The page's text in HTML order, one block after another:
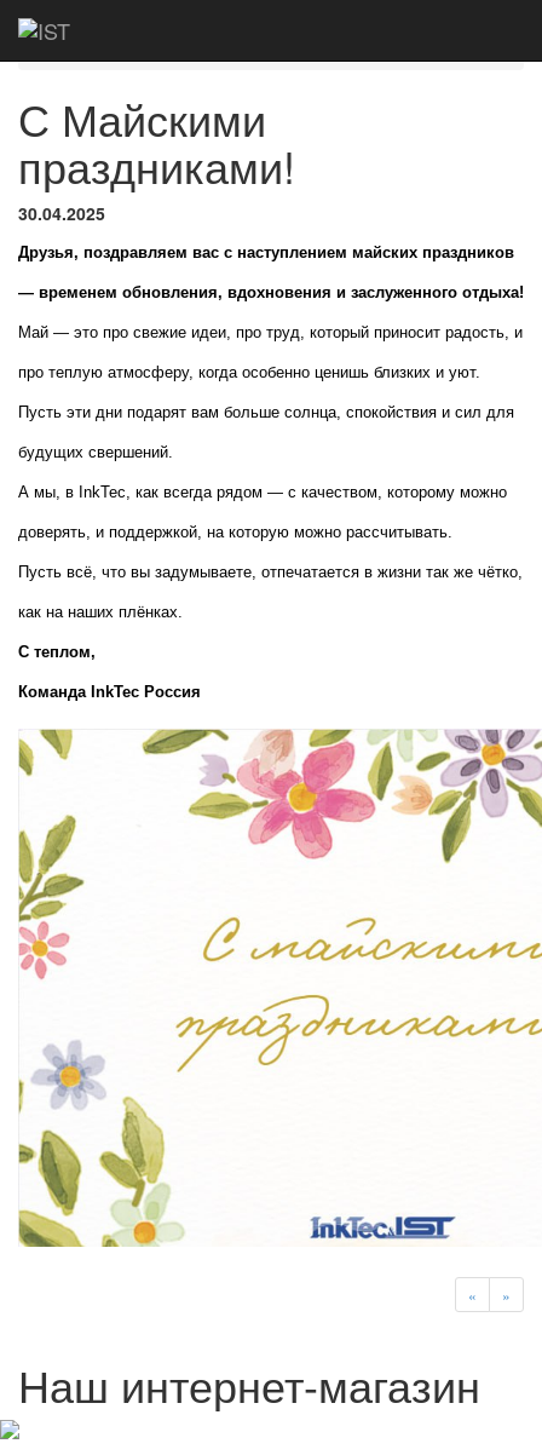
Главная
С Майскими
праздниками!
30.04.2025
Друзья, поздравляем вас с наступлением майских праздников
— временем обновления, вдохновения и заслуженного отдыха!
Май — это про свежие идеи, про труд, который приносит радость, и
про теплую атмосферу, когда особенно ценишь близких и уют.
Пусть эти дни подарят вам больше солнца, спокойствия и сил для
будущих свершений.
А мы, в InkTec, как всегда рядом — с качеством, которому можно
доверять, и поддержкой, на которую можно рассчитывать.
Пусть всё, что вы задумываете, отпечатается в жизни так же чётко,
как на наших плёнках.
С теплом,
Команда InkTec Россия
« »
Наш интернет-магазин